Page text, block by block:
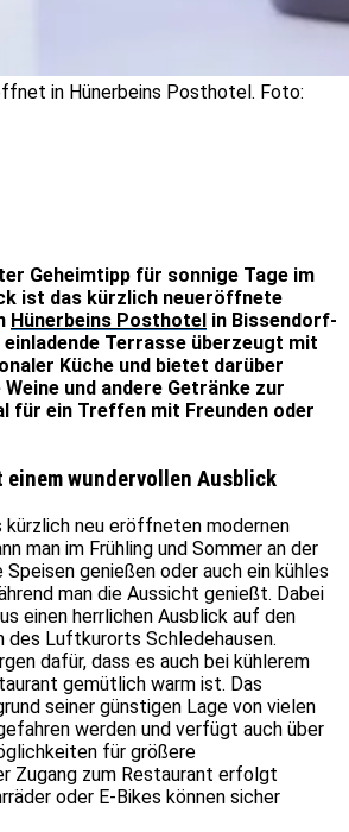
in Hünerbeins Posthotel. Foto:
Geheimtipp für sonnige Tage im
ist das kürzlich neueröffnete
Hünerbeins Posthotel in Bissendorf-
einladende Terrasse überzeugt mit
Küche und bietet darüber
und andere Getränke zur
für ein Treffen mit Freunden oder
einem wundervollen Ausblick
kürzlich neu eröffneten modernen
man im Frühling und Sommer an der
genießen oder auch ein kühles
man die Aussicht genießt. Dabei
einen herrlichen Ausblick auf den
des Luftkurorts Schledehausen.
dafür, dass es auch bei kühlerem
gemütlich warm ist. Das
seiner günstigen Lage von vielen
werden und verfügt auch über
für größere
Zugang zum Restaurant erfolgt
oder E-Bikes können sicher